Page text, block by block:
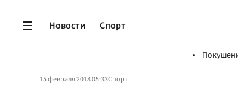
Новости Спорт
15 февраля 2018 05:33Спорт